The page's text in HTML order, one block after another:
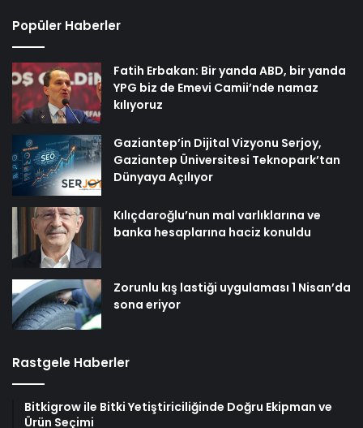
Popüler Haberler
Fatih Erbakan: Bir yanda ABD, bir yanda
YPG biz de Emevi Camii’nde namaz
kılıyoruz
Gaziantep’in Dijital Vizyonu Serjoy,
Gaziantep Üniversitesi Teknopark’tan
Dünyaya Açılıyor
Kılıçdaroğlu’nun mal varlıklarına ve
banka hesaplarına haciz konuldu
Zorunlu kış lastiği uygulaması 1 Nisan’da
sona eriyor
Rastgele Haberler
Bitkigrow ile Bitki Yetiştiriciliğinde Doğru Ekipman ve
Ürün Seçimi